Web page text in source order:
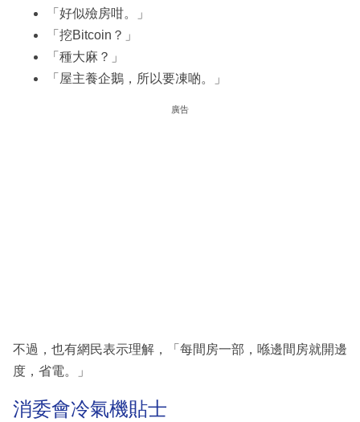
「好似殮房咁。」
「挖Bitcoin？」
「種大麻？」
「屋主養企鵝，所以要凍啲。」
廣告
不過，也有網民表示理解，「每間房一部，喺邊間房就開邊
度，省電。」
消委會冷氣機貼士